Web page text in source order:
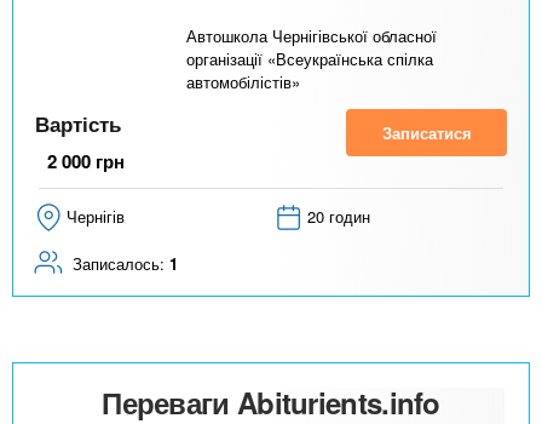
Автошкола Чернігівської обласної
організації «Всеукраїнська спілка
автомобілістів»
Вартість
2 000 грн
Записатися
Чернігів 20 годин
Записалось: 1
Переваги Abiturients.info